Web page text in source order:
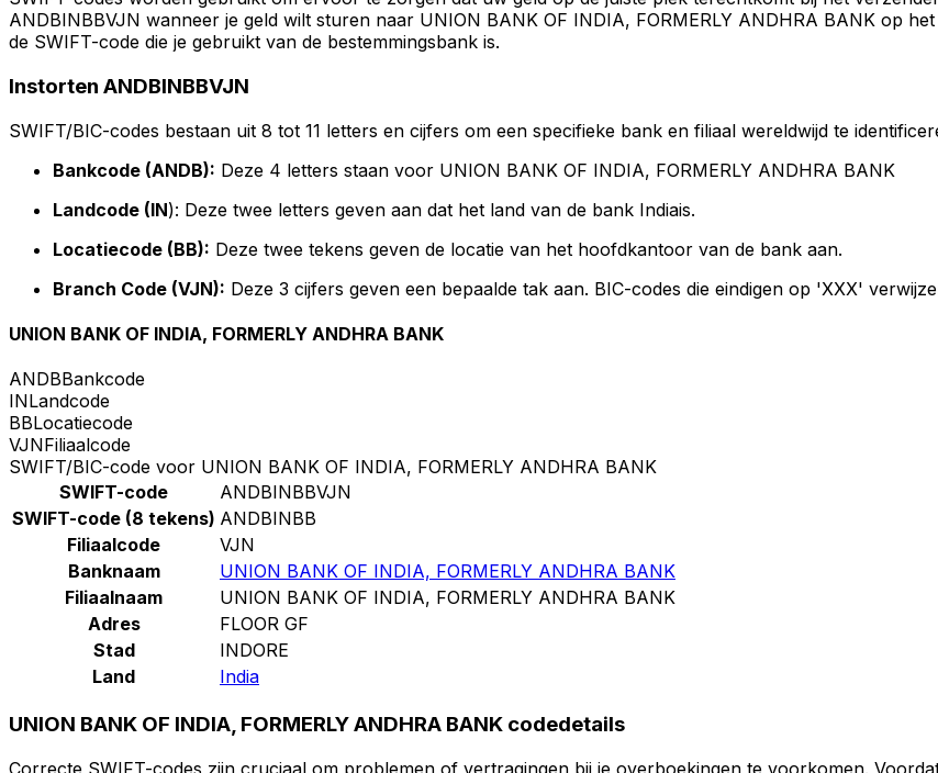
ANDBINBBVJN wanneer je geld wilt sturen naar UNION BANK OF INDIA, FORMERLY ANDHRA BANK op
de SWIFT-code die je gebruikt van de bestemmingsbank is.
Instorten ANDBINBBVJN
SWIFT/BIC-codes bestaan uit 8 tot 11 letters en cijfers om een specifieke bank en filiaal wereldwijd te
Bankcode (ANDB): Deze 4 letters staan voor UNION BANK OF INDIA, FORMERLY ANDHRA BANK
Landcode (IN): Deze twee letters geven aan dat het land van de bank Indiais.
Locatiecode (BB): Deze twee tekens geven de locatie van het hoofdkantoor van de bank aan.
Branch Code (VJN): Deze 3 cijfers geven een bepaalde tak aan. BIC-codes die eindigen op 'XXX'
UNION BANK OF INDIA, FORMERLY ANDHRA BANK
ANDBBankcode
INLandcode
BBLocatiecode
VJNFiliaalcode
SWIFT/BIC-code voor UNION BANK OF INDIA, FORMERLY ANDHRA BANK
SWIFT-code
ANDBINBBVJN
SWIFT-code (8 tekens) ANDBINBB
Filiaalcode
VJN
Banknaam
UNION BANK OF INDIA, FORMERLY ANDHRA BANK
Filiaalnaam
UNION BANK OF INDIA, FORMERLY ANDHRA BANK
Adres
FLOOR GF
Stad
INDORE
Land
India
UNION BANK OF INDIA, FORMERLY ANDHRA BANK codedetails
Correcte SWIFT-codes zijn cruciaal om problemen of vertragingen bij je overboekingen te voorkomen.